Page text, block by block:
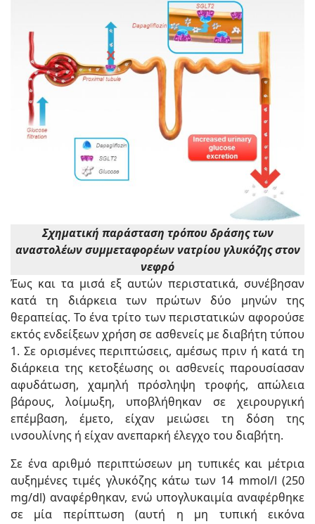
Σχηματική παράσταση τρόπου δράσης των
αναστολέων συμμεταφορέων νατρίου γλυκόζης στον
νεφρό
Έως και τα μισά εξ αυτών περιστατικά, συνέβησαν
κατά τη διάρκεια των πρώτων δύο μηνών της
θεραπείας. Το ένα τρίτο των περιστατικών αφορούσε
εκτός ενδείξεων χρήση σε ασθενείς με διαβήτη τύπου
1. Σε ορισμένες περιπτώσεις, αμέσως πριν ή κατά τη
διάρκεια της κετοξέωσης οι ασθενείς παρουσίασαν
αφυδάτωση, χαμηλή πρόσληψη τροφής, απώλεια
βάρους, λοίμωξη, υποβλήθηκαν σε χειρουργική
επέμβαση, έμετο, είχαν μειώσει τη δόση της
ινσουλίνης ή είχαν ανεπαρκή έλεγχο του διαβήτη.
Σε ένα αριθμό περιπτώσεων μη τυπικές και μέτρια
αυξημένες τιμές γλυκόζης κάτω των 14 mmol/l (250
mg/dl) αναφέρθηκαν, ενώ υπογλυκαιμία αναφέρθηκε
σε μία περίπτωση (αυτή η μη τυπική εικόνα